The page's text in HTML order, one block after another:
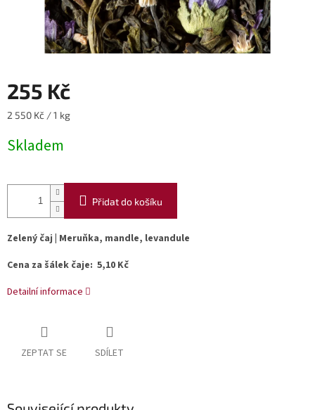
255 Kč
Měrná
2 550 Kč / 1 kg
Skladem
Přidat do košíku
Zelený čaj | Meruňka, mandle, levandule
Cena za šálek čaje: 5,10 Kč
Detailní informace
ZEPTAT SE SDÍLET